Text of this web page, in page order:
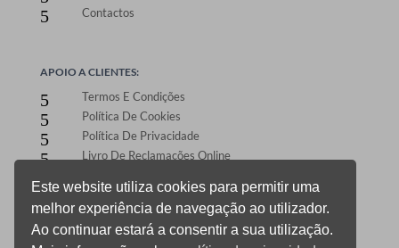
5 Contactos
APOIO A CLIENTES:
5 Termos E Condições
5 Política De Cookies
5 Política De Privacidade
5 Livro De Reclamações Online
ÁREA DE CLIENTES:
5 Registo E Login
Este website utiliza cookies para permitir uma
melhor experiência de navegação ao utilizador.
Ao continuar estará a consentir a sua utilização.